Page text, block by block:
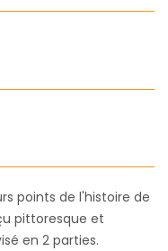
points de l'histoire de
pittoresque et
en 2 parties.